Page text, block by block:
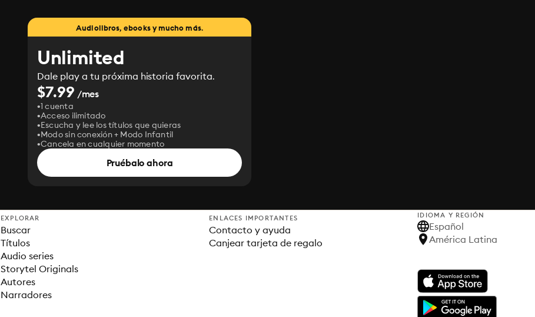
Audiolibros, ebooks y mucho más.
Unlimited
Dale play a tu próxima historia favorita.
$7.99 /mes
1 cuenta
Acceso ilimitado
Escucha y lee los títulos que quieras
Modo sin conexión + Modo Infantil
Cancela en cualquier momento
Pruébalo ahora
EXPLORAR
Buscar
Títulos
Audio series
Storytel Originals
Autores
Narradores
ENLACES IMPORTANTES
Contacto y ayuda
Canjear tarjeta de regalo
IDIOMA Y REGIÓN
Español
América Latina